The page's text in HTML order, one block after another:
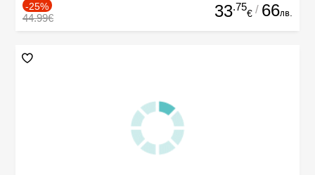
-25%
44.99€ 33.75
€ / 66лв.